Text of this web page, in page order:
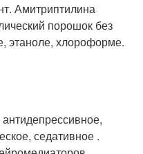
Амитриптилина
порошок без
этаноле, хлороформе.
седативное .